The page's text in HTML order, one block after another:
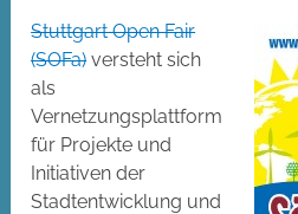
Stuttgart Open Fair
(SOFa)versteht sich
als
Vernetzungsplattform
für Projekte und
Initiativen der
Stadtentwicklung und